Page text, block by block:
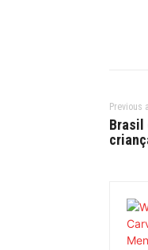
Previous
Brasil